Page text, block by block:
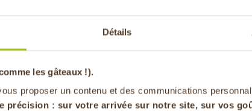
Détails
les gâteaux !).
proposer un contenu et des communications
précision : sur votre arrivée sur notre site, sur vos
-20%
en vous